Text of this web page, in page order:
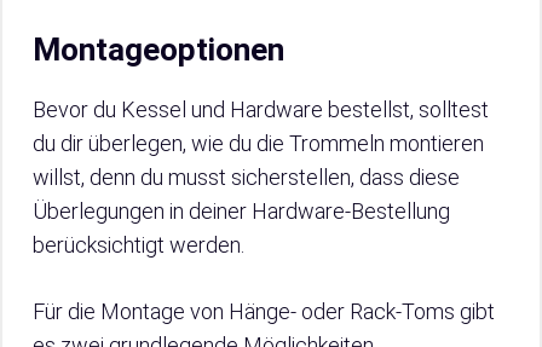
Montageoptionen
Bevor du Kessel und Hardware bestellst, solltest
du dir überlegen, wie du die Trommeln montieren
willst, denn du musst sicherstellen, dass diese
Überlegungen in deiner Hardware-Bestellung
berücksichtigt werden.
Für die Montage von Hänge- oder Rack-Toms gibt